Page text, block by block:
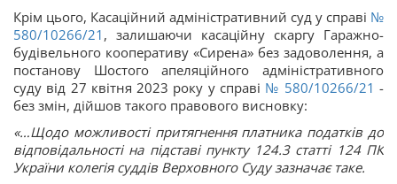
Крім цього, Касаційний адміністративний суд у справі №
580/10266/21 , залишаючи касаційну скаргу Гаражно-
будівельного кооперативу «Сирена» без задоволення, а
постанову Шостого апеляційного адміністративного
суду від 27 квітня 2023 року у справі № 580/10266/21 -
без змін, дійшов такого правового висновку:
«…Щодо можливості притягнення платника податків до
відповідальності на підставі пункту 124.3 статті 124 ПК
України колегія суддів Верховного Суду зазначає таке.